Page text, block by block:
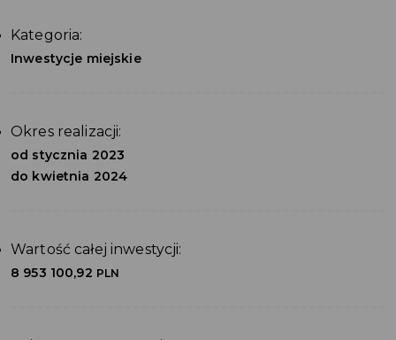
Kategoria:
Inwestycje miejskie
Okres realizacji:
od stycznia 2023
do kwietnia 2024
Wartość całej inwestycji:
8 953 100,92 PLN